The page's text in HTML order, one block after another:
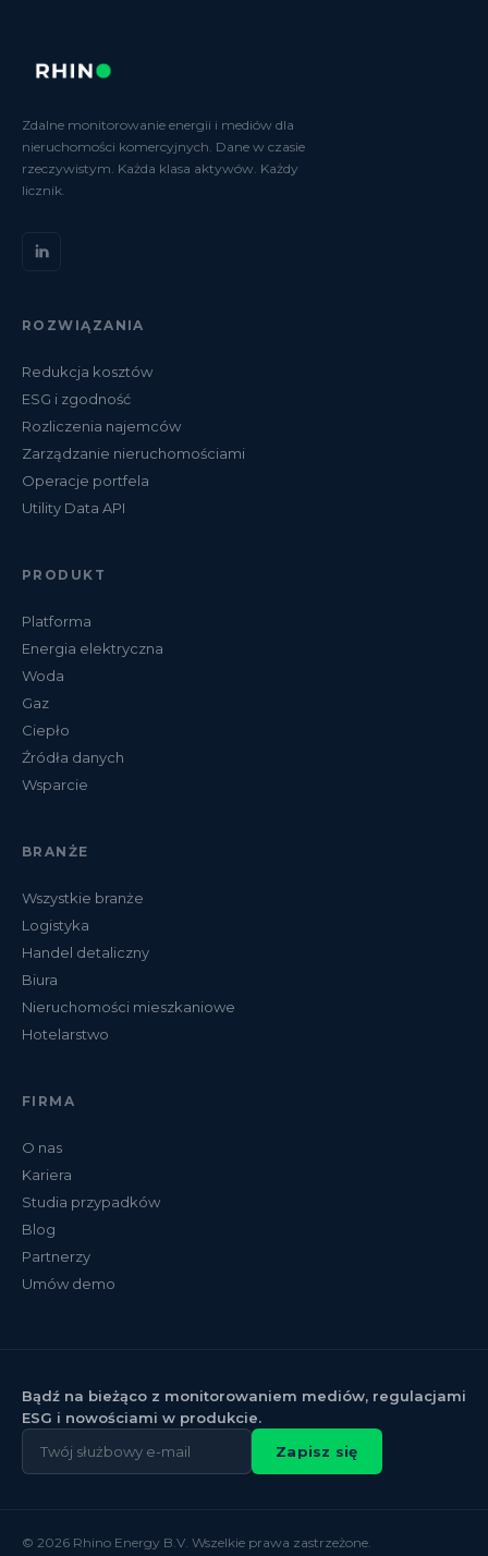
Zdalne monitorowanie energii i mediów dla
nieruchomości komercyjnych. Dane w czasie
rzeczywistym. Każda klasa aktywów. Każdy
licznik.
ROZWIĄZANIA
Redukcja kosztów
ESG i zgodność
Rozliczenia najemców
Zarządzanie nieruchomościami
Operacje portfela
Utility Data API
PRODUKT
Platforma
Energia elektryczna
Woda
Gaz
Ciepło
Źródła danych
Wsparcie
BRANŻE
Wszystkie branże
Logistyka
Handel detaliczny
Biura
Nieruchomości mieszkaniowe
Hotelarstwo
FIRMA
O nas
Kariera
Studia przypadków
Blog
Partnerzy
Umów demo
Bądź na bieżąco z monitorowaniem mediów, regulacjami
ESG i nowościami w produkcie.
Zapisz się
© 2026 Rhino Energy B.V. Wszelkie prawa zastrzeżone.